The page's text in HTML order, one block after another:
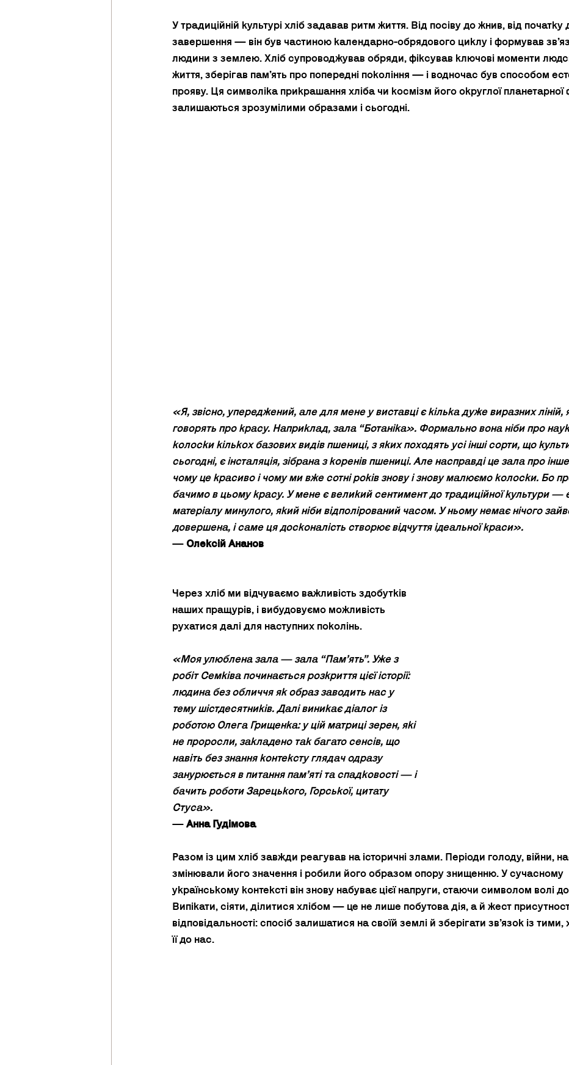
У традиційній культурі хліб задавав ритм життя. Від посіву до жнив, від початку
завершення — він був частиною календарно-обрядового циклу і формував
людини з землею. Хліб супроводжував обряди, фіксував ключові моменти
життя, зберігав пам’ять про попередні покоління — і водночас був способом
прояву. Ця символіка прикрашання хліба чи космізм його округлої
залишаються зрозумілими образами і сьогодні.
«Я, звісно, упереджений, але для мене у виставці є кілька дуже виразних ліній,
говорять про красу. Наприклад, зала “Ботаніка». Формально вона ніби про
колоски кількох базових видів пшениці, з яких походять усі інші сорти, що
сьогодні, є інсталяція, зібрана з коренів пшениці. Але насправді це зала про
чому це красиво і чому ми вже сотні років знову і знову малюємо колоски. Бо
бачимо в цьому красу. У мене є великий сентимент до традиційної культури —
матеріалу минулого, який ніби відполірований часом. У ньому немає нічого
довершена, і саме ця досконалість створює відчуття ідеальної краси».
— Олексій Ананов
Через хліб ми відчуваємо важливість здобутків
наших пращурів, і вибудовуємо можливість
рухатися далі для наступних поколінь.
«Моя улюблена зала — зала “Памʼять”. Уже з
робіт Семківа починається розкриття цієї історії:
людина без обличчя як образ заводить нас у
тему шістдесятників. Далі виникає діалог із
роботою Олега Грищенка: у цій матриці зерен, які
не проросли, закладено так багато сенсів, що
навіть без знання контексту глядач одразу
занурюється в питання памʼяті та спадковості — і
бачить роботи Зарецького, Горської, цитату
Стуса».
— Анна Гудімова
Разом із цим хліб завжди реагував на історичні злами. Періоди голоду, війни,
змінювали його значення і робили його образом опору знищенню. У сучасному
українському контексті він знову набуває цієї напруги, стаючи символом волі
Випікати, сіяти, ділитися хлібом — це не лише побутова дія, а й жест
відповідальності: спосіб залишатися на своїй землі й зберігати зв’язок із тими,
її до нас.